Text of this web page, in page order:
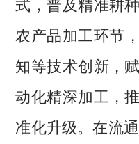
农产品加工环节
知等技术创新，
动化精深加工，
准化升级。在流